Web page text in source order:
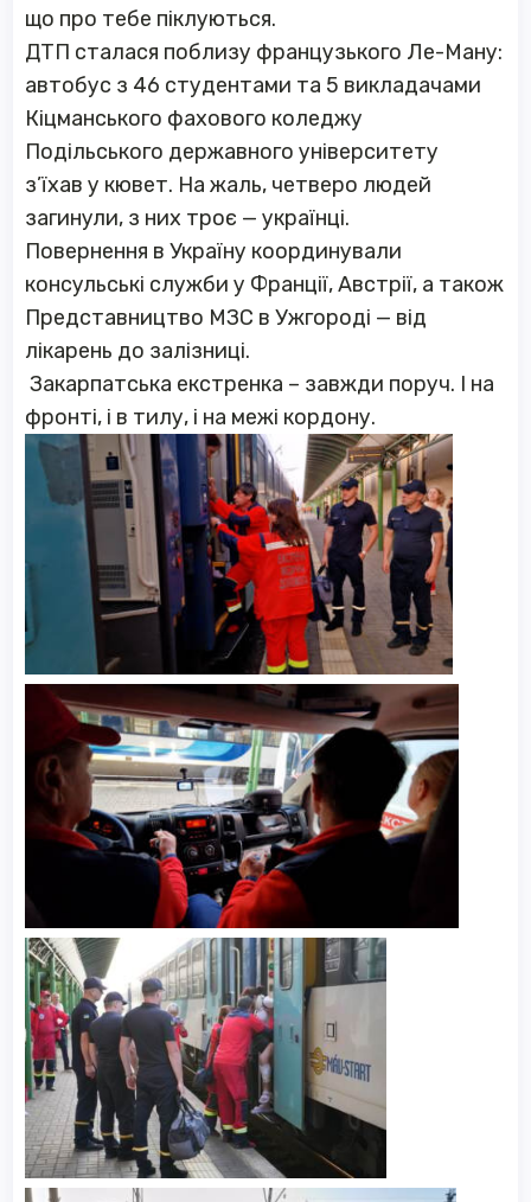
що про тебе піклуються.
ДТП сталася поблизу французького Ле-Ману:
автобус з 46 студентами та 5 викладачами
Кіцманського фахового коледжу
Подільського державного університету
з’їхав у кювет. На жаль, четверо людей
загинули, з них троє — українці.
Повернення в Україну координували
консульські служби у Франції, Австрії, а також
Представництво МЗС в Ужгороді — від
лікарень до залізниці.
Закарпатська екстренка – завжди поруч. І на
фронті, і в тилу, і на межі кордону.